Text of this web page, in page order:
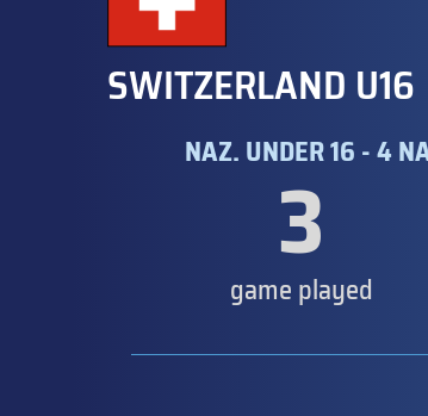
SWITZERLAND U16
NAZ. UNDER 16 - 4
3
game played